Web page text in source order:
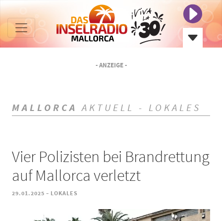
- ANZEIGE -
MALLORCA AKTUELL - LOKALES
Vier Polizisten bei Brandrettung
auf Mallorca verletzt
29.01.2025 - LOKALES